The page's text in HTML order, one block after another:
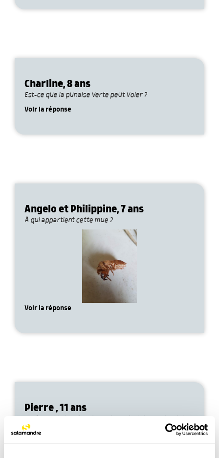
Charline, 8 ans
Est-ce que la punaise verte peut voler ?
Voir la réponse
Angelo et Philippine, 7 ans
À qui appartient cette mue ?
Voir la réponse
Pierre , 11 ans
papillon ?